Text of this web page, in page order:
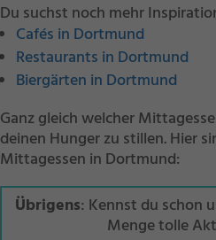
Du suchst noch mehr
Cafés in Dortmund
Restaurants in Dortmund
Biergärten in Dortmund
Ganz gleich welcher
deinen Hunger zu stillen. Hier
Mittagessen in Dortmund:
Übrigens: Kennst du schon
Menge tolle